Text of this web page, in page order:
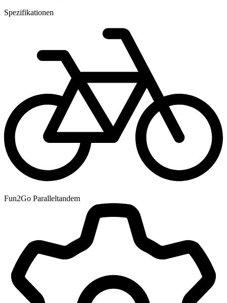
Spezifikationen
Fun2Go Paralleltandem